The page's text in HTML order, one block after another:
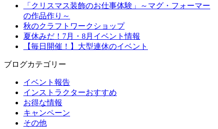
「クリスマス装飾のお仕事体験」～マグ・フォーマー
の作品作り～
秋のクラフトワークショップ
夏休みだ！7月・8月イベント情報
【毎日開催！】大型連休のイベント
ブログカテゴリー
イベント報告
インストラクターおすすめ
お得な情報
キャンペーン
その他